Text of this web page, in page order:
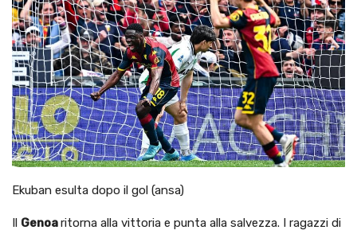
Ekuban esulta dopo il gol (ansa)
Il Genoaritorna alla vittoria e punta alla salvezza. I ragazzi di